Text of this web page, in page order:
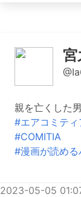
親を亡くした
#エアコミティ
#COMITIA
#漫画が読め
2023-05-05